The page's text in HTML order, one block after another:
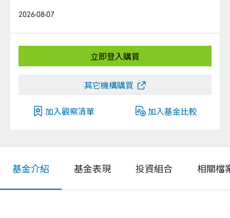
2026-08-07
立即登入購買
其它機構購買
加入觀察清單 加入基金比較
基金介紹 基金表現 投資組合 相關檔